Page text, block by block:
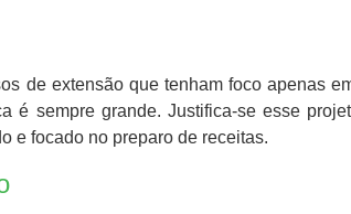
de extensão que tenham foco apenas
é sempre grande. Justifica-se esse
e focado no preparo de receitas.